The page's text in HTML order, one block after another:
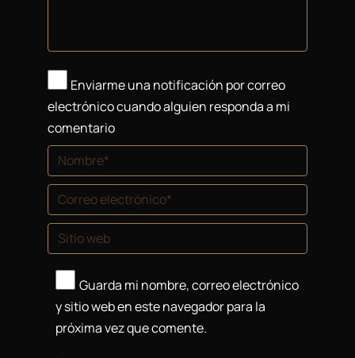
Enviarme una notificación por correo
electrónico cuando alguien responda a mi
comentario
Nombre *
Correo electrónico *
Sitio web
Guarda mi nombre, correo electrónico
y sitio web en este navegador para la
próxima vez que comente.